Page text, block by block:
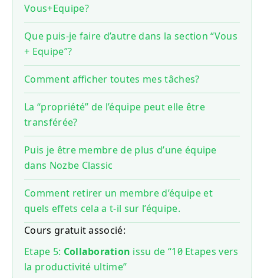
Vous+Equipe?
Que puis-je faire d’autre dans la section “Vous
+ Equipe”?
Comment afficher toutes mes tâches?
La “propriété” de l’équipe peut elle être
transférée?
Puis je être membre de plus d’une équipe
dans Nozbe Classic
Comment retirer un membre d’équipe et
quels effets cela a t-il sur l’équipe.
Cours gratuit associé:
Etape 5: Collaboration issu de “10 Etapes vers
la productivité ultime”